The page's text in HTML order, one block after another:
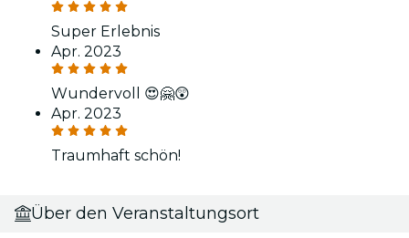
Super Erlebnis
Apr. 2023
Wundervoll 😍🤗😲
Apr. 2023
Traumhaft schön!
Über den Veranstaltungsort